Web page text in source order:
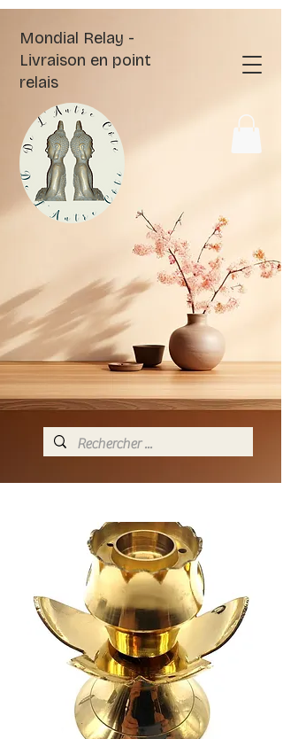
Mondial Relay -
Livraison en point
relais